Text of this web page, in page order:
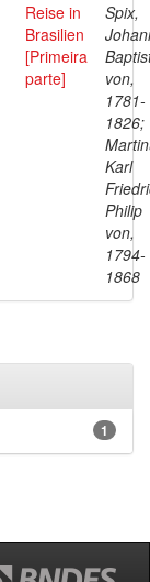
Reise in
Brasilien
[Primeira
parte]
Spix,
von,
1781-
1826;
Karl
Philip
von,
1794-
1868
1